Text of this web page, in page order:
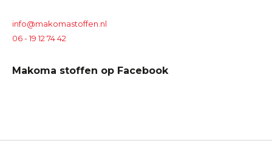
info@makomastoffen.nl
06 - 19 12 74 42
Makoma stoffen op Facebook